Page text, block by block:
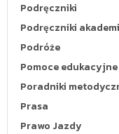
Podręczniki
Podręczniki
Podróże
Pomoce edukacyjne
Poradniki
Prasa
Prawo Jazdy